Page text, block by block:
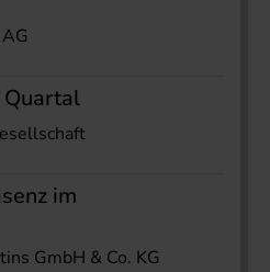
im
GmbH & Co. KG